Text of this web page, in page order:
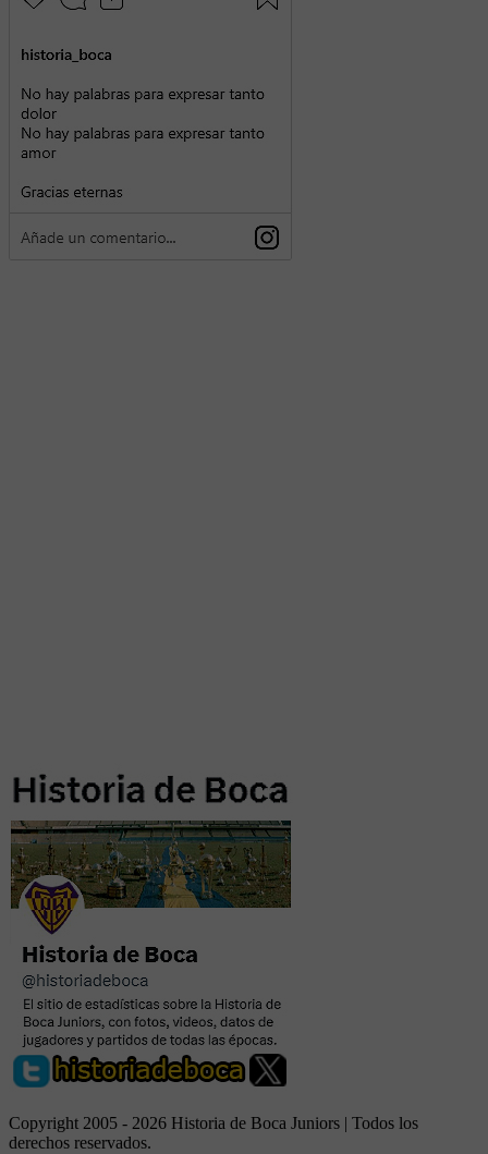
Copyright 2005 - 2026 Historia de Boca Juniors | Todos los
derechos reservados.